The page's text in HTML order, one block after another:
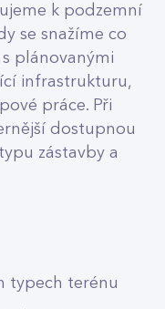
k podzemní
se snažíme co
plánovanými
infrastrukturu,
práce. Při
dostupnou
zástavby a
typech terénu